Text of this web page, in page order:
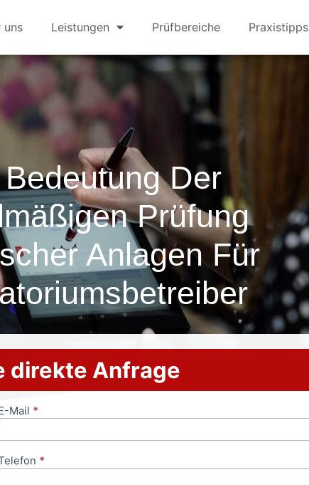
uns Leistungen Prüfbereiche Praxistipps
Der
Prüfung
Anlagen Für
direkte Anfrage
Mail *
*